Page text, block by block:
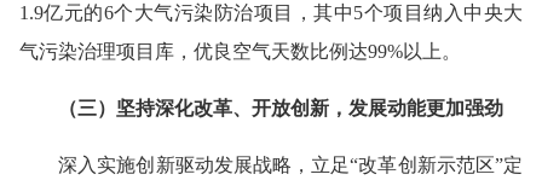
1.9亿元的6个大气污染防治项目，其中5个项目纳入中央大
气污染治理项目库，优良空气天数比例达99%以上。
（三） 坚持深化改革、 开放创新 ，发展动能更加强劲
深入实施创新驱动发展战略，立足“改革创新示范区”定